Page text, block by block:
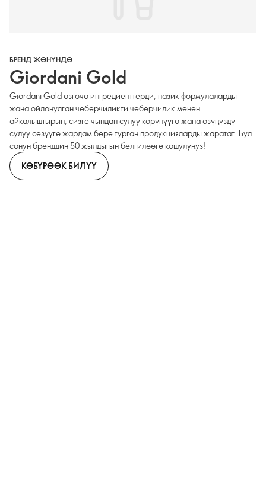
БРЕНД ЖӨНҮНДӨ
Giordani Gold
Giordani Gold өзгөчө ингредиенттерди, назик формулаларды
жана ойлонулган чеберчиликти чеберчилик менен
айкалыштырып, сизге чындап сулуу көрүнүүгө жана өзүңүздү
сулуу сезүүгө жардам бере турган продукцияларды жаратат. Бул
сонун бренддин 50 жылдыгын белгилөөгө кошулуңуз!
КӨБҮРӨӨК БИЛҮҮ